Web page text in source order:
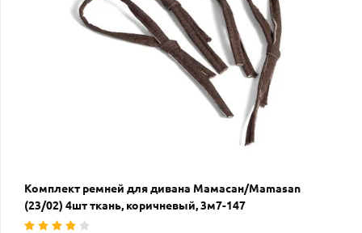
Комплект ремней для дивана Мамасан/Mamasan
(23/02) 4шт ткань, коричневый, 3м7-147